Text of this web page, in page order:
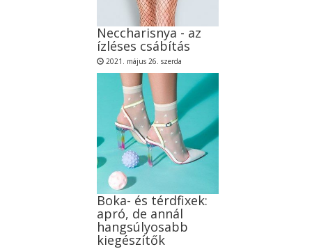
Neccharisnya - az
ízléses csábítás
2021. május 26. szerda
Boka- és térdfixek:
apró, de annál
hangsúlyosabb
kiegészítők